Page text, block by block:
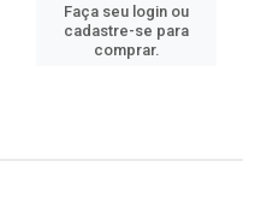
Faça seu login ou
cadastre-se para
comprar.